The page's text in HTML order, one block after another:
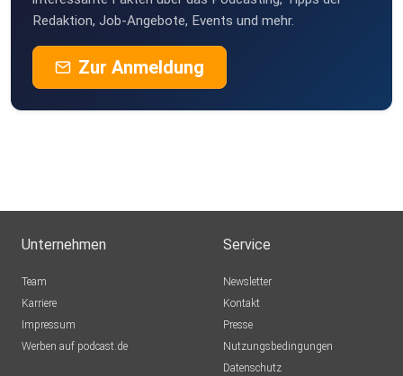
Redaktion, Job-Angebote, Events und mehr.
Zur Anmeldung
Unternehmen
Team
Karriere
Impressum
Werben auf podcast.de
Service
Newsletter
Kontakt
Presse
Nutzungsbedingungen
Datenschutz